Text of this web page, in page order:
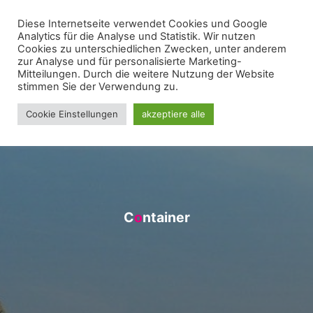
Inhalt
springen
WIR FÜR UNNA - FRAKTION
Co
ontainer
Diese Internetseite verwendet Cookies und Google
Analytics für die Analyse und Statistik. Wir nutzen
Cookies zu unterschiedlichen Zwecken, unter anderem
zur Analyse und für personalisierte Marketing-
Mitteilungen. Durch die weitere Nutzung der Website
stimmen Sie der Verwendung zu.
Cookie Einstellungen akzeptiere alle